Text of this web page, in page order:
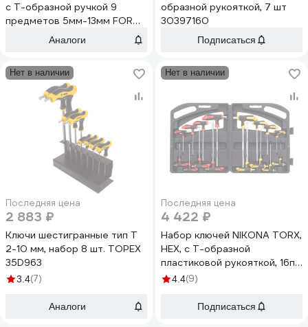
с Т-образной ручкой 9
предметов 5мм-13мм FORCE
Аналоги
образной рукояткой, 7 шт
30397160
Подписаться
Нет в наличии
Последняя цена
2 883 ₽
Ключи шестигранные тип Т
2-10 мм, набор 8 шт. TOPEX
35D963
3.4(7)
Аналоги
Нет в наличии
Последняя цена
4 422 ₽
Набор ключей NIKONA TORX,
HEX, с Т-образной
пластиковой рукояткой, 16пр
04-916
4.4(9)
Подписаться